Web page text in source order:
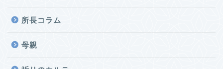
所長コラム
母親